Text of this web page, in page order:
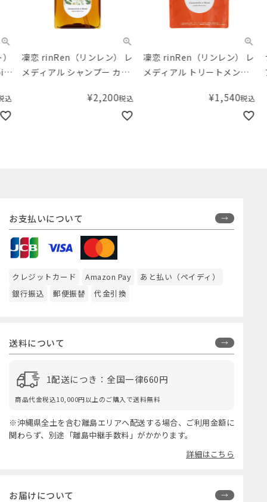
凜恋 rinRen（リンレン） レ
メディアル シャンプー カモ
2,200税込
凜恋 rinRen（リンレン） レ
メディアル トリートメント
（つめかえ用） 300mL
1,540税込
ナ
ア
に）
お支払いについて
クレジットカード Amazon Pay
あと払い（ペイディ）
銀行振込
郵便振替 代金引換
送料について
1配送につき：全国一律660円
商品代金税込10,000円以上のご購入で送料無料
※沖縄県全土を含む離島エリアへ配送する場合、ご利用金額に
関わらず、別途「離島中継手数料」がかかります。
詳細はこちら
お届けについて